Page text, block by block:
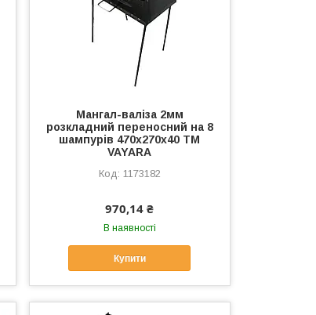
Мангал-валiза 2мм
розкладний переносний на 8
шампурів 470х270х40 ТМ
VAYARA
1173182
970,14 ₴
В наявності
Купити